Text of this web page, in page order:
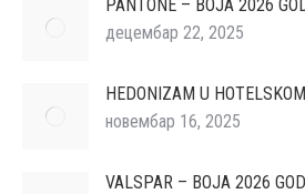
PANTONE – BOJA 2026
децембар 22, 2025
HEDONIZAM U
новембар 16, 2025
VALSPAR – BOJA 2026